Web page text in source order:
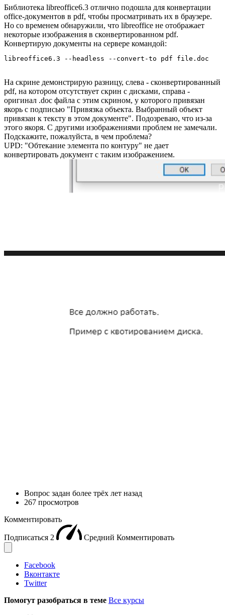
Библиотека libreoffice6.3 отлично подошла для конвертации
office-документов в pdf, чтобы просматривать их в браузере.
Но со временем обнаружили, что libreoffice не отображает
некоторые изображения в сконвертированном pdf.
Конвертирую документы на сервере командой:
libreoffice6.3 --headless --convert-to pdf file.doc
На скрине демонстрирую разницу, слева - сконвертированный
pdf, на котором отсутствует скрин с дисками, справа -
оригинал .doc файла с этим скрином, у которого привязан
якорь с подписью "Привязка объекта. Выбранный объект
привязан к тексту в этом документе". Подозреваю, что из-за
этого якоря. С другими изображениями проблем не замечали.
Подскажите, пожалуйста, в чем проблема?
UPD: "Обтекание элемента по контуру" не дает
конвертировать документ с таким изображением.
Вопрос задан более трёх лет назад
267 просмотров
Комментировать
Подписаться 2 Средний Комментировать
Facebook
Вконтакте
Twitter
Помогут разобраться в теме Все курсы